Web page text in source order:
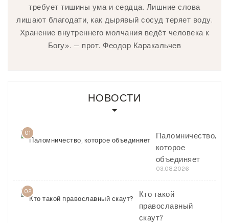
требует тишины ума и сердца. Лишние слова
лишают благодати, как дырявый сосуд теряет воду.
Хранение внутреннего молчания ведёт человека к
Богу». — прот. Феодор Каракальчев
НОВОСТИ
01
Паломничество,
которое
объединяет
03.08.2026
02
Кто такой
православный
скаут?